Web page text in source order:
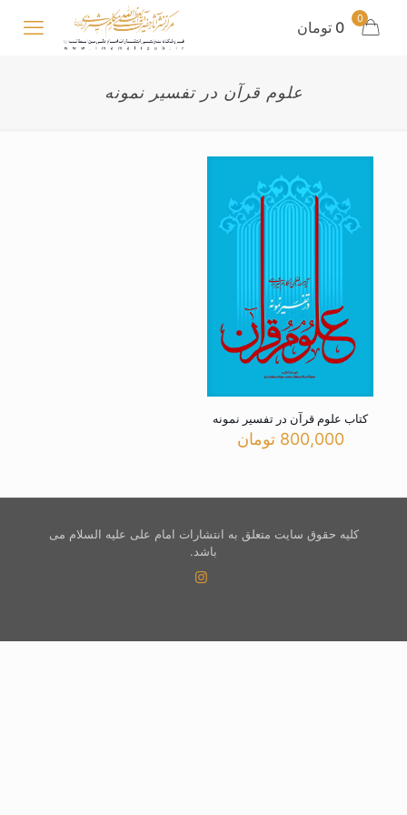
0 0 تومان
علوم قرآن در تفسیر نمونه
کتاب علوم قرآن در تفسیر نمونه
800,000 تومان
کلیه حقوق سایت متعلق به انتشارات امام علی علیه السلام می
باشد.